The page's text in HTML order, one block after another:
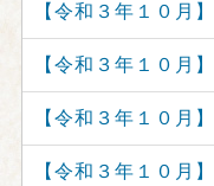
【令和３年１０
【令和３年１０
【令和３年１０
【令和３年１０